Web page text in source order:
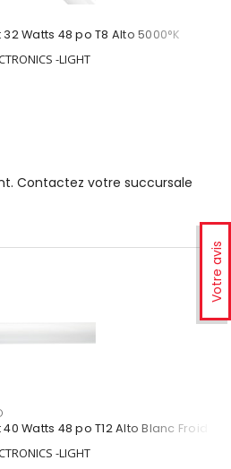
Votre avis
Watts 48 po T8 Alto 5000°K
-LIGHT
Contactez votre succursale
Watts 48 po T12 Alto Blanc Froid
-LIGHT